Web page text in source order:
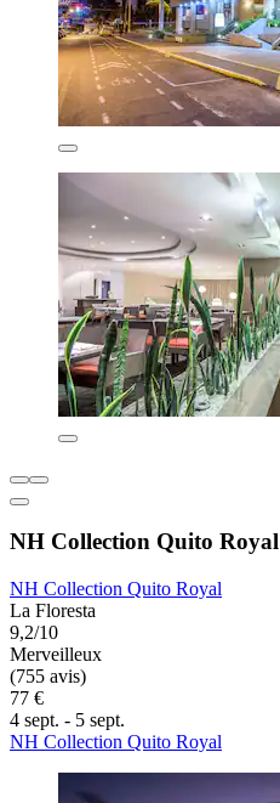
NH Collection Quito Royal
NH Collection Quito Royal
La Floresta
9,2/10
Merveilleux
(755 avis)
77 €
4 sept. - 5 sept.
NH Collection Quito Royal